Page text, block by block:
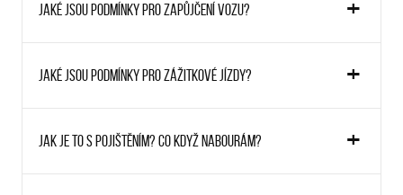
Jaké jsou podmínky pro zapůjčení vozu?
Jaké jsou podmínky pro zážitkové jízdy?
Jak je to s pojištěním? Co když nabourám?